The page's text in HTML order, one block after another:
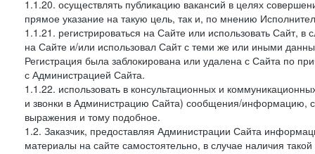
1.1.20. осуществлять публикацию вакансий в целях
прямое указание на такую цель, так и, по мнению
1.1.21. регистрироваться на Сайте или использовать Сайт,
на Сайте и/или использовал Сайт с теми же или иными
Регистрация была заблокирована или удалена с Сайта по
с Администрацией Сайта.
1.1.22. использовать в консультационных и
и звонки в Администрацию Сайта) сообщения/информацию,
выражения и тому подобное.
1.2. Заказчик, предоставляя Администрации Сайта
материалы на сайте самостоятельно, в случае наличия